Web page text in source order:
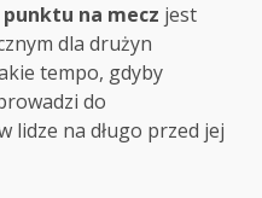
punktu na mecz jest
dla drużyn
tempo, gdyby
do
lidze na długo przed jej